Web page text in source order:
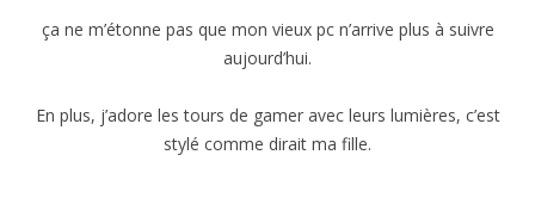
ça ne m’étonne pas que mon vieux pc n’arrive plus à suivre
aujourd’hui.
En plus, j’adore les tours de gamer avec leurs lumières, c’est
stylé comme dirait ma fille.